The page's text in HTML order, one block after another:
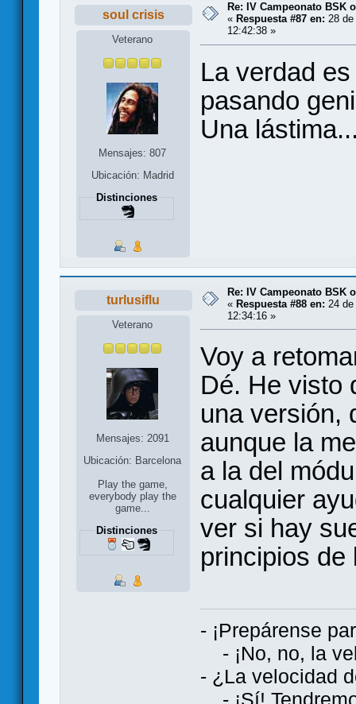
soul crisis
Veterano
Mensajes: 807
Ubicación: Madrid
Distinciones
Re: IV Campeonato BSK
« Respuesta #87 en: 28 de
12:42:38 »
La verdad
pasando
Una
turlusiflu
Veterano
Mensajes: 2091
Ubicación: Barcelona
Play the game,
everybody play the
game...
Distinciones
Re: IV Campeonato BSK
« Respuesta #88 en: 24
12:34:16 »
Voy a
Dé. He visto
una versión,
aunque la
a la del
cualquier
ver si hay
principios de
- ¡Prepárense
- ¡No, no, la
- ¿La velocidad
- ¡Sí!